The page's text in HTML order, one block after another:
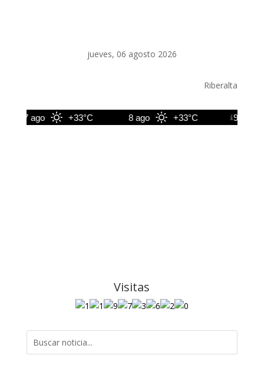
jueves, 06 agosto 2026
Riberalta
7 ago +33°C 8 ago +33°C 9 ago
Visitas